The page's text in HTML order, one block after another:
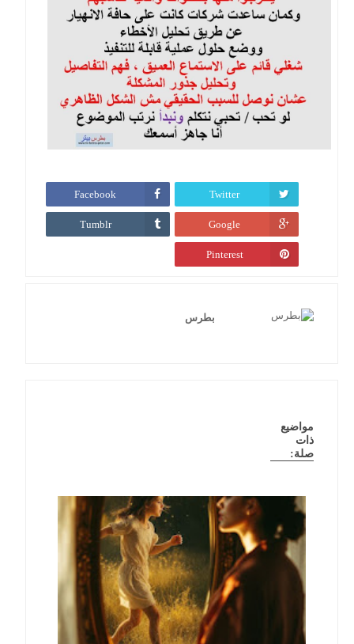
Twitter
Facebook
Google
Tumblr
Pinterest
بطرس
مواضيع
ذات
صلة: